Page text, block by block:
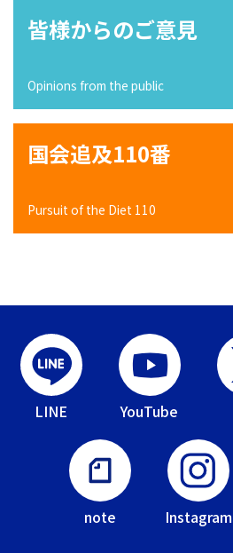
皆様からのご意見
Opinions from the public
国会追及110番
Pursuit of the Diet 110
LINE YouTube
note Instagram